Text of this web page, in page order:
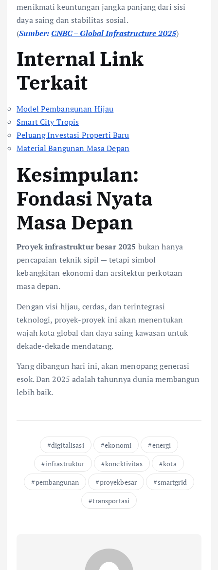
menikmati keuntungan jangka panjang dari sisi
daya saing dan stabilitas sosial.
(Sumber: CNBC – Global Infrastructure 2025)
Internal Link
Terkait
Model Pembangunan Hijau
Smart City Tropis
Peluang Investasi Properti Baru
Material Bangunan Masa Depan
Kesimpulan:
Fondasi Nyata
Masa Depan
Proyek infrastruktur besar 2025 bukan hanya
pencapaian teknik sipil — tetapi simbol
kebangkitan ekonomi dan arsitektur perkotaan
masa depan.
Dengan visi hijau, cerdas, dan terintegrasi
teknologi, proyek-proyek ini akan menentukan
wajah kota global dan daya saing kawasan untuk
dekade-dekade mendatang.
Yang dibangun hari ini, akan menopang generasi
esok. Dan 2025 adalah tahunnya dunia membangun
lebih baik.
digitalisasi ekonomi
energi
infrastruktur
konektivitas
kota
pembangunan
proyekbesar
smartgrid
transportasi